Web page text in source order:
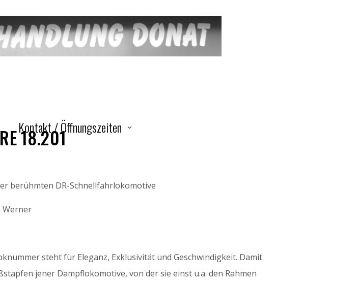
Kontakt / Öffnungszeiten
18.201
berühmten DR-Schnellfahrlokomotive
Werner
steht für Eleganz, Exklusivität und Geschwindigkeit. Damit
jener Dampflokomotive, von der sie einst u.a. den Rahmen